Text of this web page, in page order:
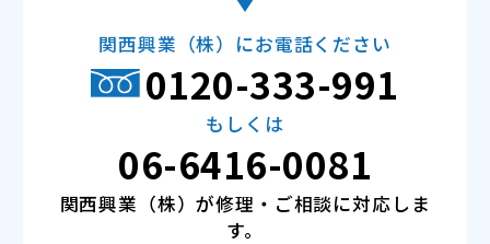
関西興業（株）にお電話ください
0120-333-991
もしくは
06-6416-0081
関西興業（株）が修理・ご相談に対応しま
す。